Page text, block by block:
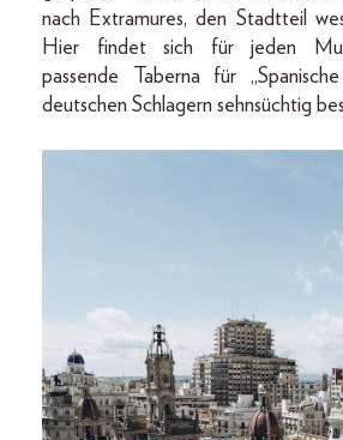
nach Extramures, den Stadtteil
Hier findet sich für jeden
passende Taberna für
deutschen Schlagern sehnsüchtig